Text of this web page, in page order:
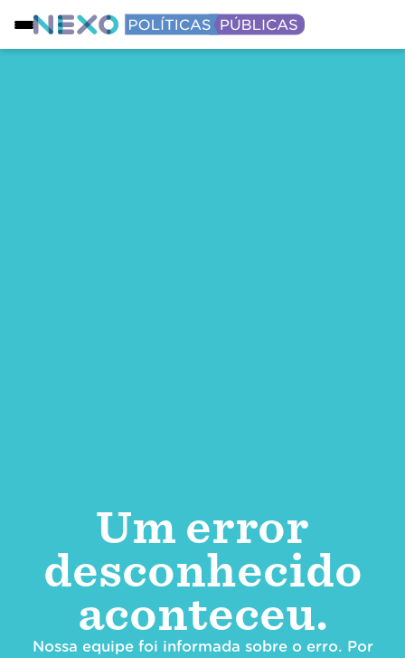
Um error
desconhecido
aconteceu.
Nossa equipe foi informada sobre o erro. Por